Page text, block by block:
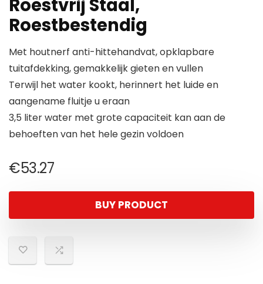
Roestvrij Staal,
Roestbestendig
Met houtnerf anti-hittehandvat, opklapbare
tuitafdekking, gemakkelijk gieten en vullen
Terwijl het water kookt, herinnert het luide en
aangename fluitje u eraan
3,5 liter water met grote capaciteit kan aan de
behoeften van het hele gezin voldoen
€53.27
BUY PRODUCT